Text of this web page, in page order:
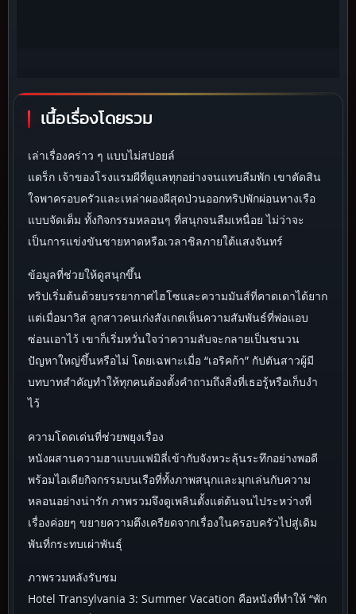
เนื้อเรื่องโดยรวม
เล่าเรื่องคร่าว ๆ แบบไม่สปอยล์
แดร็ก เจ้าของโรงแรมผีที่ดูแลทุกอย่างจนแทบลืมพัก เขาตัดสิน
ใจพาครอบครัวและเหล่าผองผีสุดป่วนออกทริปพักผ่อนทางเรือ
แบบจัดเต็ม ทั้งกิจกรรมหลอนๆ ที่สนุกจนลืมเหนื่อย ไม่ว่าจะ
เป็นการแข่งขันชายหาดหรือเวลาชิลภายใต้แสงจันทร์
ข้อมูลที่ช่วยให้ดูสนุกขึ้น
ทริปเริ่มต้นด้วยบรรยากาศไฮโซและความมันส์ที่คาดเดาได้ยาก
แต่เมื่อมาวิส ลูกสาวคนเก่งสังเกตเห็นความสัมพันธ์ที่พ่อแอบ
ซ่อนเอาไว้ เขาก็เริ่มหวั่นใจว่าความลับจะกลายเป็นชนวน
ปัญหาใหญ่ขึ้นหรือไม่ โดยเฉพาะเมื่อ “เอริคก้า” กัปตันสาวผู้มี
บทบาทสำคัญทำให้ทุกคนต้องตั้งคำถามถึงสิ่งที่เธอรู้หรือเก็บงำ
ไว้
ความโดดเด่นที่ช่วยพยุงเรื่อง
หนังผสานความฮาแบบแฟมิลี่เข้ากับจังหวะลุ้นระทึกอย่างพอดี
พร้อมไอเดียกิจกรรมบนเรือที่ทั้งภาพสนุกและมุกเล่นกับความ
หลอนอย่างน่ารัก ภาพรวมจึงดูเพลินตั้งแต่ต้นจนไประหว่างที่
เรื่องค่อยๆ ขยายความตึงเครียดจากเรื่องในครอบครัวไปสู่เดิม
พันที่กระทบเผ่าพันธุ์
ภาพรวมหลังรับชม
Hotel Transylvania 3: Summer Vacation คือหนังที่ทำให้ “พัก